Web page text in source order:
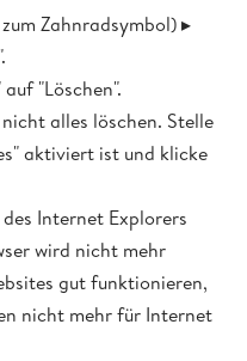
Zahnradsymbol) ▸
"Löschen".
alles löschen. Stelle
aktiviert ist und klicke
Internet Explorers
wird nicht mehr
gut funktionieren,
nicht mehr für Internet